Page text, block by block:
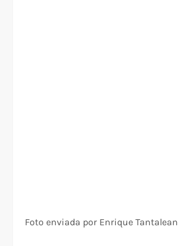
Foto enviada por Enrique Tantalean